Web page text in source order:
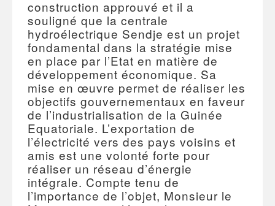
construction approuvé et il a
souligné que la centrale
hydroélectrique Sendje est un projet
fondamental dans la stratégie mise
en place par l’Etat en matière de
développement économique. Sa
mise en œuvre permet de réaliser les
objectifs gouvernementaux en faveur
de l’industrialisation de la Guinée
Equatoriale. L’exportation de
l’électricité vers des pays voisins et
amis est une volonté forte pour
réaliser un réseau d’énergie
intégrale. Compte tenu de
l’importance de l’objet, Monsieur le